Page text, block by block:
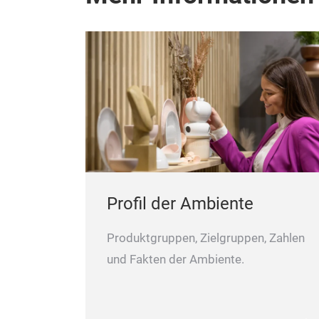
Profil der Ambiente
Produktgruppen, Zielgruppen, Zahlen
und Fakten der Ambiente.